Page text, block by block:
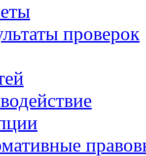
проверок